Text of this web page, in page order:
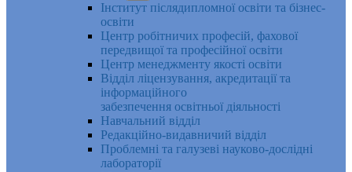
Інститут післядипломної освіти та бізнес-
освіти
Центр робітничих професій, фахової
передвищої та професійної освіти
Центр менеджменту якості освіти
Відділ ліцензування, акредитації та
інформаційного
забезпечення освітньої діяльності
Навчальний відділ
Редакційно-видавничий відділ
Проблемні та галузеві науково-дослідні
лабораторії